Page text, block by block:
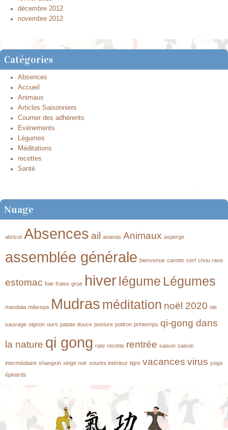
décembre 2012
novembre 2012
Catégories
Absences
Accueil
Animaux
Articles Saisonniers
Courrier des adhérents
Evènements
Légumes
Méditations
recettes
Santé
Nuage
abricot Absences ail ananas Animaux asperge
assemblée générale bienvenue carotte cerf chou rave
estomac foie fraise grue hiver légume Légumes
mandala milarepa Mudras méditation noël 2020 oie
sauvage oignon ours patate douce posture potiron printemps qi-gong dans
la nature qi gong rate recette rentrée saison saison
intermédiaire shangxin singe noir sourire intérieur tigre vacances virus yoga
épinards